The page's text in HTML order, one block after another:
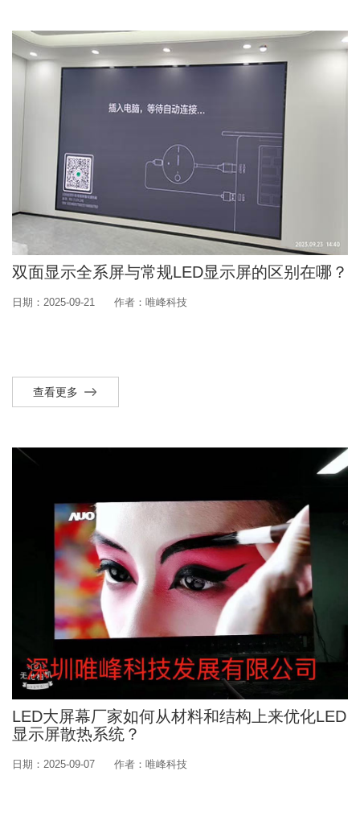
双面显示全系屏与常规LED显示屏的区别在哪？
日期：2025-09-21 作者：唯峰科技
查看更多
LED大屏幕厂家如何从材料和结构上来优化LED
显示屏散热系统？
日期：2025-09-07 作者：唯峰科技